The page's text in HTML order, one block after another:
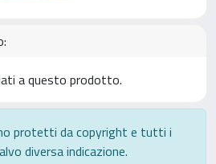
a questo prodotto.
protetti da copyright e tutti i
diversa indicazione.